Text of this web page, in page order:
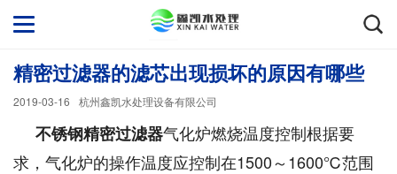
精密过滤器的滤芯出现损坏的原因有哪些
2019-03-16 杭州鑫凯水处理设备有限公司
不锈钢精密过滤器气化炉燃烧温度控制根据要
求，气化炉的操作温度应控制在1500～1600℃范围